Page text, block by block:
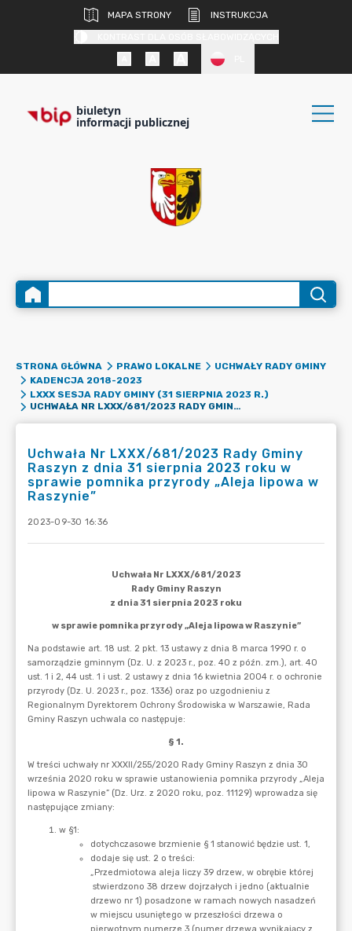
MAPA STRONY
INSTRUKCJA
biuletyn
informacji publicznej
STRONA GŁÓWNA PRAWO LOKALNE
UCHWAŁY RADY GMINY
KADENCJA 2018-2023
LXXX SESJA RADY GMINY (31 SIERPNIA 2023 R.)
UCHWAŁA NR LXXX/681/2023 RADY GMINY RASZYN Z DNIA 31 SIERPNIA 2023 ROKU W SPRAWIE POMNIKA PRZYRODY „ALEJA LIPOWA W RASZYNIE”
Uchwała Nr LXXX/681/2023 Rady Gminy
Raszyn z dnia 31 sierpnia 2023 roku w
sprawie pomnika przyrody „Aleja lipowa w
Raszynie”
2023-09-30 16:36